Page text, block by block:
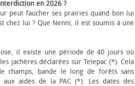
en 2026 ?
peut faucher ses prairies quand bon lui
chez lui ? Que Nenni, il est soumis à une
il existe une période de 40 jours où
jachères déclarées sur Telepac (*). Cela
champs, bande le long de forêts sans
aides de la PAC (*). Les dates des